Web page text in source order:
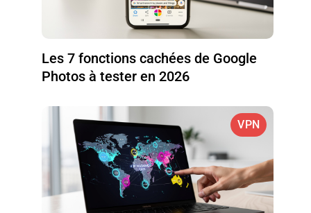
Les 7 fonctions cachées de Google
Photos à tester en 2026
VPN